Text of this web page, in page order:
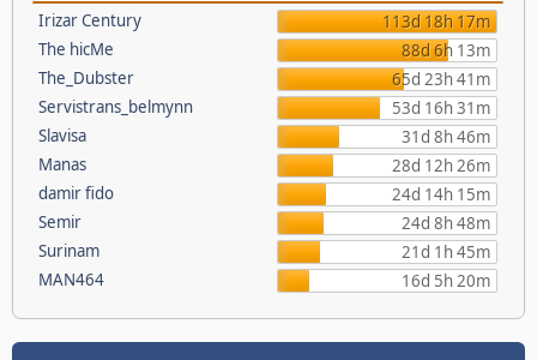
Irizar Century
113d 18h 17m
The hicMe
88d 6h 13m
The_Dubster
65d 23h 41m
Servistrans_belmynn
53d 16h 31m
Slavisa
31d 8h 46m
Manas
28d 12h 26m
damir fido
24d 14h 15m
Semir
24d 8h 48m
Surinam
21d 1h 45m
MAN464
16d 5h 20m